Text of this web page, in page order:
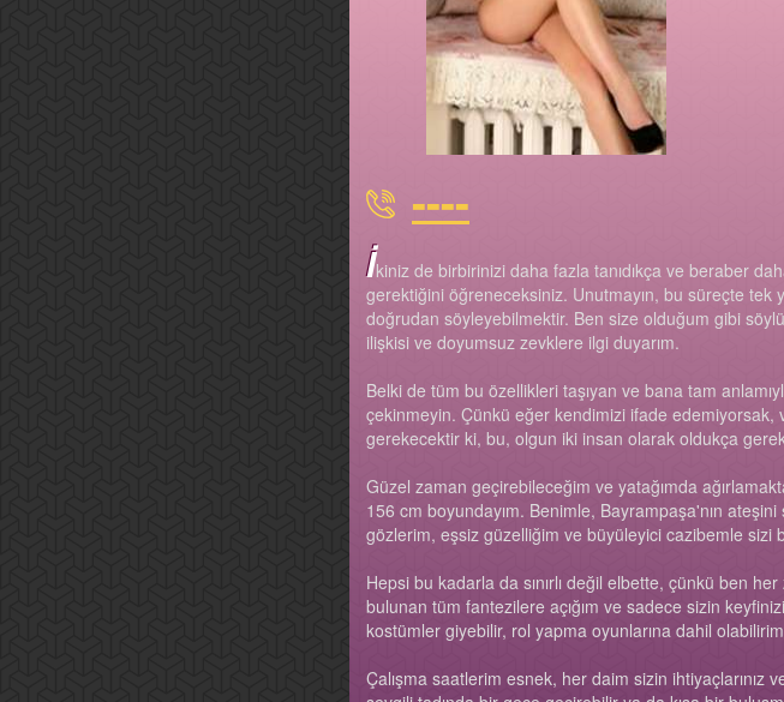
----
İkiniz de birbirinizi daha fazla tanıdıkça ve beraber
gerektiğini öğreneceksiniz. Unutmayın, bu süreçte tek
doğrudan söyleyebilmektir. Ben size olduğum gibi
ilişkisi ve doyumsuz zevklere ilgi duyarım.
Belki de tüm bu özellikleri taşıyan ve bana tam
çekinmeyin. Çünkü eğer kendimizi ifade edemiyorsak,
gerekecektir ki, bu, olgun iki insan olarak oldukça
Güzel zaman geçirebileceğim ve yatağımda
156 cm boyundayım. Benimle, Bayrampaşa'nın
gözlerim, eşsiz güzelliğim ve büyüleyici cazibemle sizi
Hepsi bu kadarla da sınırlı değil elbette, çünkü ben
bulunan tüm fantezilere açığım ve sadece sizin
kostümler giyebilir, rol yapma oyunlarına dahil
Çalışma saatlerim esnek, her daim sizin